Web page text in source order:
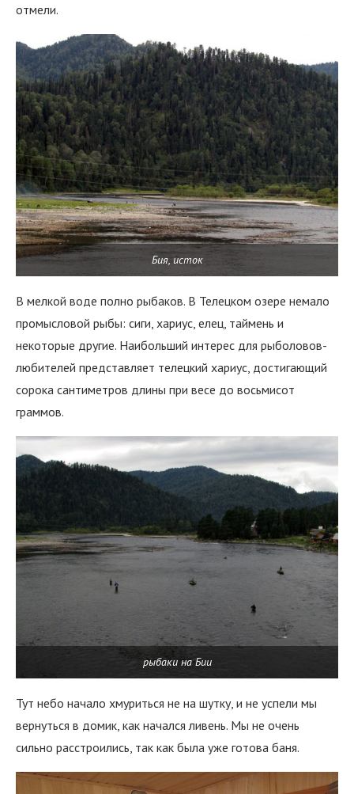
отмели.
Бия, исток
В мелкой воде полно рыбаков. В Телецком озере немало
промысловой рыбы: сиги, хариус, елец, таймень и
некоторые другие. Наибольший интерес для рыболовов-
любителей представляет телецкий хариус, достигающий
сорока сантиметров длины при весе до восьмисот
граммов.
рыбаки на Бии
Тут небо начало хмуриться не на шутку, и не успели мы
вернуться в домик, как начался ливень. Мы не очень
сильно расстроились, так как была уже готова баня.